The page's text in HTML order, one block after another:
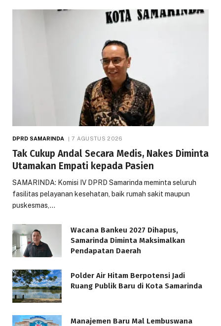
DPRD SAMARINDA 7 AGUSTUS 2026
Tak Cukup Andal Secara Medis, Nakes Diminta
Utamakan Empati kepada Pasien
SAMARINDA: Komisi IV DPRD Samarinda meminta seluruh
fasilitas pelayanan kesehatan, baik rumah sakit maupun
puskesmas,…
Wacana Bankeu 2027 Dihapus,
Samarinda Diminta Maksimalkan
Pendapatan Daerah
Polder Air Hitam Berpotensi Jadi
Ruang Publik Baru di Kota Samarinda
Manajemen Baru Mal Lembuswana